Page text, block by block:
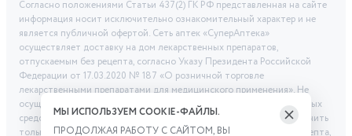
Согласно положениями Статьи 437(2) ГК РФ представленная на сайте
информация носит исключительно ознакомительный характер и не
является публичной офертой. Сеть аптек «СуперАптека»
осуществляет доставку на дом лекарственных препаратов,
отпускаемым без рецепта, согласно Указу Президента Российской
Федерации от 17.03.2020 № 187 «О розничной торговле
лекарственными препаратами для медицинского применения». Не
осуществляем дистанционную продажу рецептурных лекарственных
средств и БАД. Рецептурные лекарственные средства можно получить
только при помощи самовывоза в аптеке при предоставлении рецепта,
МЫ ИСПОЛЬЗУЕМ COOKIE-ФАЙЛЫ.
ПРОДОЛЖАЯ РАБОТУ С САЙТОМ, ВЫ